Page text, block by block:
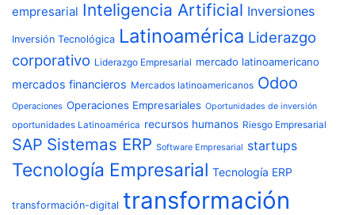
empresarial Inteligencia Artificial Inversiones
Inversión Tecnológica Latinoamérica Liderazgo
corporativo Liderazgo Empresarial mercado latinoamericano
mercados financieros Mercados latinoamericanos Odoo
Operaciones Operaciones Empresariales Oportunidades de inversión
oportunidades Latinoamérica recursos humanos Riesgo Empresarial
SAP Sistemas ERP Software Empresarial startups
Tecnología Empresarial Tecnología ERP
transformación-digital transformación